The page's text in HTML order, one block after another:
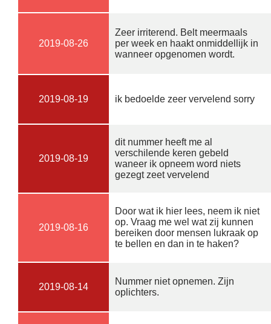
2019-08-26
Zeer irriterend. Belt meermaals
per week en haakt onmiddellijk in
wanneer opgenomen wordt.
2019-08-19 ik bedoelde zeer vervelend sorry
2019-08-19
dit nummer heeft me al
verschilende keren gebeld
waneer ik opneem word niets
gezegt zeet vervelend
2019-08-16
Door wat ik hier lees, neem ik niet
op. Vraag me wel wat zij kunnen
bereiken door mensen lukraak op
te bellen en dan in te haken?
2019-08-14
Nummer niet opnemen. Zijn
oplichters.